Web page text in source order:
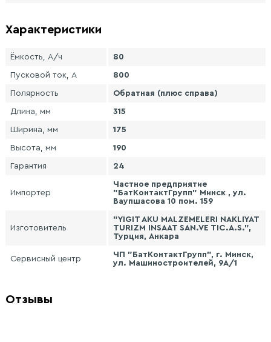
Характеристики
Ёмкость, А/ч 80
Пусковой ток, А 800
Полярность Обратная (плюс справа)
Длина, мм 315
Ширина, мм 175
Высота, мм 190
Гарантия 24
Импортер
Частное предприятие
"БатКонтактГрупп" Минск , ул.
Ваупшасова 10 пом. 159
Изготовитель
"YIGIT AKU MALZEMELERI NAKLIYAT
TURIZM INSAAT SAN.VE TIC.A.S.",
Турция, Анкара
Сервисный центр
ЧП "БатКонтактГрупп", г. Минск,
ул. Машиностроителей, 9А/1
Отзывы